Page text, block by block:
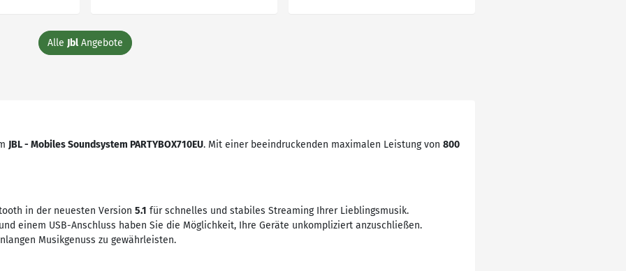
Alle Jbl Angebote
JBL - Mobiles Soundsystem PARTYBOX710EU. Mit einer beeindruckenden maximalen Leistung von 800
in der neuesten Version 5.1 für schnelles und stabiles Streaming Ihrer Lieblingsmusik.
einem USB-Anschluss haben Sie die Möglichkeit, Ihre Geräte unkompliziert anzuschließen.
Musikgenuss zu gewährleisten.